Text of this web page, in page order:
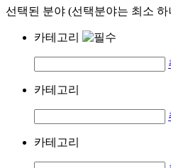
선택된 분야 (선택분야는 최소
카테고리
카테고리
카테고리